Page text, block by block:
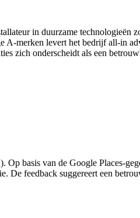
in duurzame technologieën
A-merken levert het bedrijf all-in
zich onderscheidt als een
basis van de Google Places-
feedback suggereert een